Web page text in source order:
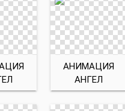
АНИМАЦИЯ
АНГЕЛ